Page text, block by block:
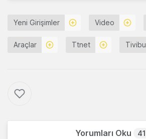
Yeni Girişimler Video
Araçlar Ttnet Tivibu
Yorumları Oku 41